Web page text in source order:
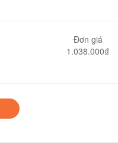
Đơn giá
1.038.000₫